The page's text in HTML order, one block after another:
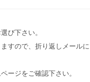
び下さい。
すので、折り返しメール
ージをご確認下さい。